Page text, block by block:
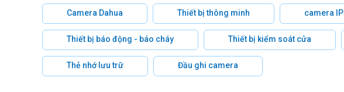
Camera Dahua Thiết bị thông minh camera IP
Thiết bị báo động - báo cháy Thiết bị kiểm soát cửa
Thẻ nhớ lưu trữ Đầu ghi camera